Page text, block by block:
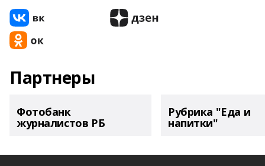
Партнеры
Фотобанк
журналистов РБ
Рубрика "Еда и
напитки"